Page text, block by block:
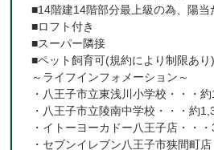
■14階建14階部分最上級の為、陽当
■ロフト付き
■スーパー隣接
■ペット飼育可(規約により制限あり)
～ライフインフォメーション～
・八王子市立東浅川小学校・・・
・八王子市立陵南中学校・・・約
・イトーヨーカドー八王子店・・